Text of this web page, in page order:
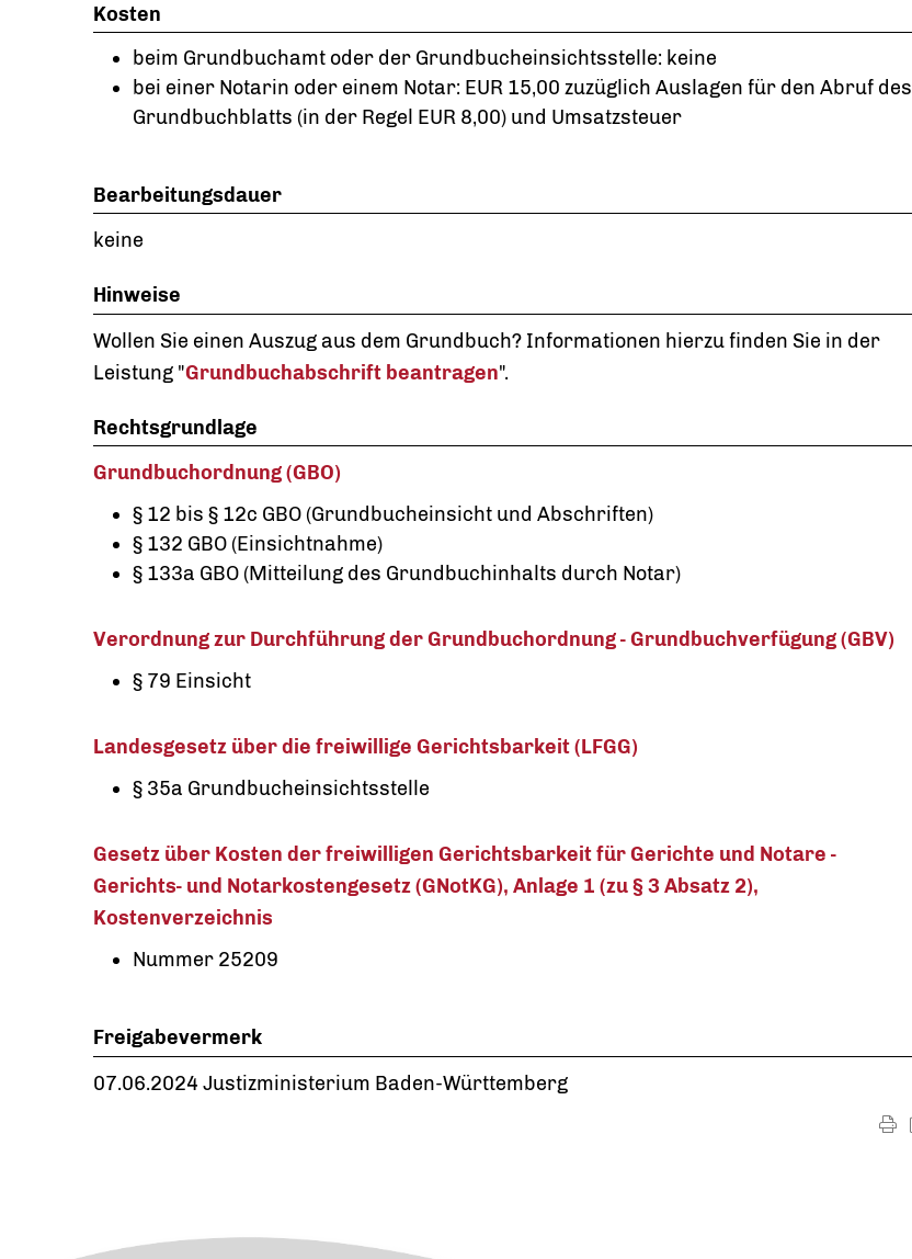
Kosten
beim Grundbuchamt oder der Grundbucheinsichtsstelle: keine
bei einer Notarin oder einem Notar: EUR 15,00 zuzüglich Auslagen für den Abruf des
Grundbuchblatts (in der Regel EUR 8,00) und Umsatzsteuer
Bearbeitungsdauer
keine
Hinweise
Wollen Sie einen Auszug aus dem Grundbuch? Informationen hierzu finden Sie in der
Leistung "Grundbuchabschrift beantragen".
Rechtsgrundlage
Grundbuchordnung (GBO)
§ 12 bis § 12c GBO (Grundbucheinsicht und Abschriften)
§ 132 GBO (Einsichtnahme)
§ 133a GBO (Mitteilung des Grundbuchinhalts durch Notar)
Verordnung zur Durchführung der Grundbuchordnung - Grundbuchverfügung (GBV)
§ 79 Einsicht
Landesgesetz über die freiwillige Gerichtsbarkeit (LFGG)
§ 35a Grundbucheinsichtsstelle
Gesetz über Kosten der freiwilligen Gerichtsbarkeit für Gerichte und Notare -
Gerichts- und Notarkostengesetz (GNotKG), Anlage 1 (zu § 3 Absatz 2),
Kostenverzeichnis
Nummer 25209
Freigabevermerk
07.06.2024 Justizministerium Baden-Württemberg